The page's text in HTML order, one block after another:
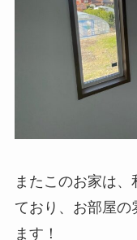
またこのお家は
ており、お部屋の
ます！